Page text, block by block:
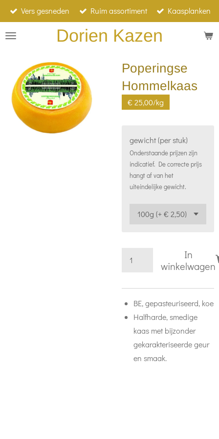
Ga
direct
naar
hoofdinhoud
Dorien Kazen
Vers gesneden Ruim assortiment Kaasplanken
Poperingse
Hommelkaas
€ 25,00/kg
gewicht (per stuk)
Onderstaande prijzen zijn
indicatief. De correcte prijs
hangt af van het
uiteindelijke gewicht.
In
winkelwagen
BE, gepasteuriseerd, koe
Halfharde, smedige
kaas met bijzonder
gekarakteriseerde geur
en smaak.